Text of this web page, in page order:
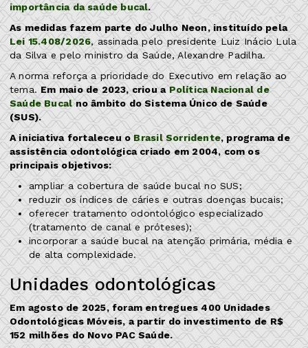
importância da saúde bucal.
As medidas fazem parte do Julho Neon, instituído pela
Lei 15.408/2026, assinada pelo presidente Luiz Inácio Lula
da Silva e pelo ministro da Saúde, Alexandre Padilha.
A norma reforça a prioridade do Executivo em relação ao
tema.Em maio de 2023, criou aPolítica Nacional de
Saúde Bucalno âmbito do Sistema Único de Saúde
(SUS).
A iniciativa fortaleceu oBrasil Sorridente, programa de
assistência odontológica criado em 2004, com os
principais objetivos:
ampliar a cobertura de saúde bucal no SUS;
reduzir os índices de cáries e outras doenças bucais;
oferecer tratamento odontológico especializado
(tratamento de canal e próteses);
incorporar a saúde bucal na atenção primária, média e
de alta complexidade.
Unidades odontológicas
Em agosto de 2025, foram entregues 400 Unidades
Odontológicas Móveis, a partir do investimento de R$
152 milhões do Novo PAC Saúde.